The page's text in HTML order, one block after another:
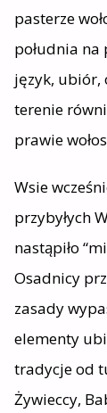
pasterze
południa na
język, ubiór,
terenie
prawie
Wsie
przybyłych
nastąpiło
Osadnicy
zasady
elementy
tradycje od
Żywieccy,